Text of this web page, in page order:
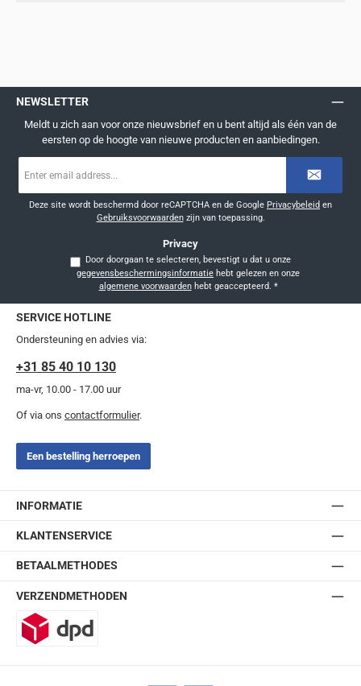
NEWSLETTER
Meldt u zich aan voor onze nieuwsbrief en u bent altijd als één van de
eersten op de hoogte van nieuwe producten en aanbiedingen.
mailadres
Deze site wordt beschermd door reCAPTCHA en de Google Privacybeleid en
Gebruiksvoorwaardenzijn van toepassing.
Privacy
Door doorgaan te selecteren, bevestigt u dat u onze
gegevensbeschermingsinformatie
algemene voorwaardenhebt geaccepteerd. *
SERVICE HOTLINE
Ondersteuning en advies via:
+31 85 40 10 130
ma-vr, 10.00 - 17.00 uur
Of via ons contactformulier.
Een bestelling herroepen
INFORMATIE
KLANTENSERVICE
BETAALMETHODES
VERZENDMETHODEN